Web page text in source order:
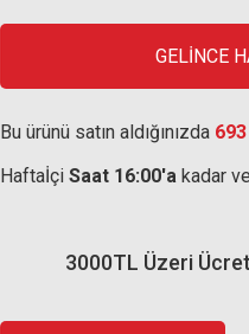
GELİNCE
Bu ürünü satın aldığınızda
Haftaİçi Saat 16:00'a kadar
3000TL Üzeri